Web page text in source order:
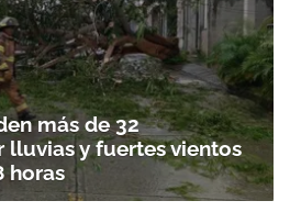
más de 32
lluvias y fuertes vientos
horas